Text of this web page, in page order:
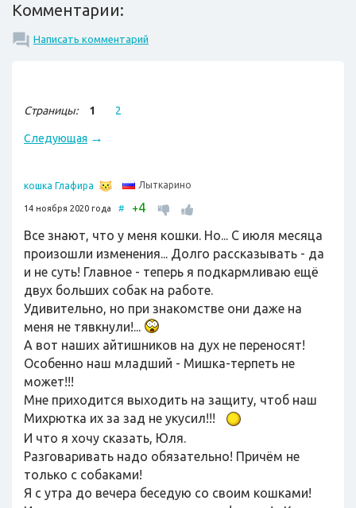
Комментарии:
Написать комментарий
Страницы: 1 2
Следующая →
кошка Глафира Лыткарино
14 ноября 2020 года # +4
Все знают, что у меня кошки. Но... С июля месяца
произошли изменения... Долго рассказывать - да
и не суть! Главное - теперь я подкармливаю ещё
двух больших собак на работе.
Удивительно, но при знакомстве они даже на
меня не тявкнули!...
А вот наших айтишников на дух не переносят!
Особенно наш младший - Мишка-терпеть не
может!!!
Мне приходится выходить на защиту, чтоб наш
Михрютка их за зад не укусил!!!
И что я хочу сказать, Юля.
Разговаривать надо обязательно! Причём не
только с собаками!
Я с утра до вечера беседую со своим кошками!